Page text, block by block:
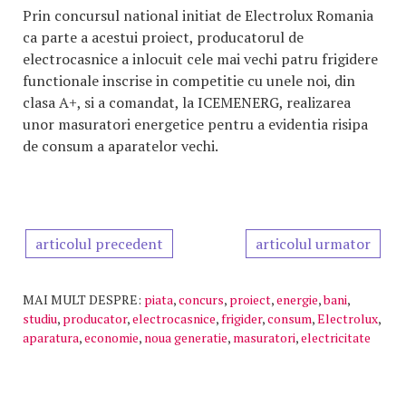
Prin concursul national initiat de Electrolux Romania
ca parte a acestui proiect, producatorul de
electrocasnice a inlocuit cele mai vechi patru frigidere
functionale inscrise in competitie cu unele noi, din
clasa A+, si a comandat, la ICEMENERG, realizarea
unor masuratori energetice pentru a evidentia risipa
de consum a aparatelor vechi.
articolul precedent articolul urmator
MAI MULT DESPRE: piata,concurs, proiect,energie,bani,
studiu, producator,electrocasnice,frigider,consum,Electrolux,
aparatura,economie, noua generatie, masuratori,electricitate